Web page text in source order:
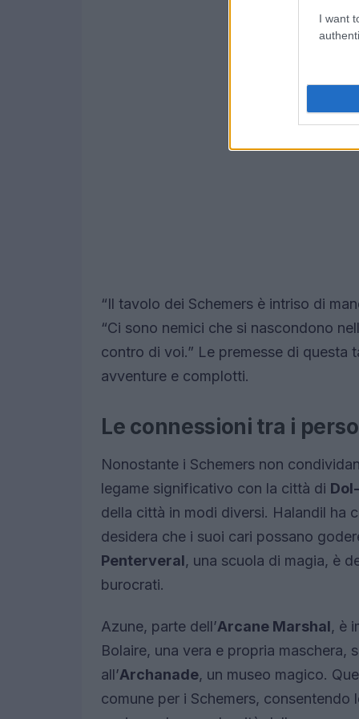
I want
“Il tavolo dei Schemers è intriso di
“Ci sono nemici che si nascondono
contro di voi.” Le premesse di questa
avventure e complotti.
Le connessioni tra i
Nonostante i Schemers non
legame significativo con la città di
della città in modi diversi. Halandil ha
desidera che i suoi cari possano
Penterveral, una scuola di magia, è
burocrati.
Azune, parte dell’Arcane Marshal, è
Bolaire, una vera e propria maschera,
all’Archanade, un museo magico.
comune per i Schemers,